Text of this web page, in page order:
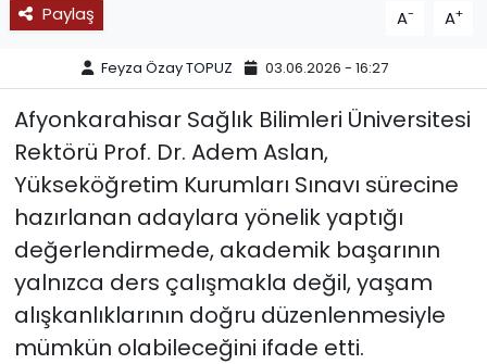
Paylaş A- A+
Feyza Özay TOPUZ 03.06.2026 - 16:27
Afyonkarahisar Sağlık Bilimleri Üniversitesi
Rektörü Prof. Dr. Adem Aslan,
Yükseköğretim Kurumları Sınavı sürecine
hazırlanan adaylara yönelik yaptığı
değerlendirmede, akademik başarının
yalnızca ders çalışmakla değil, yaşam
alışkanlıklarının doğru düzenlenmesiyle
mümkün olabileceğini ifade etti.